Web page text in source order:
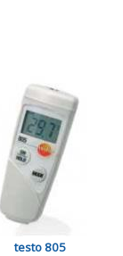
testo 805